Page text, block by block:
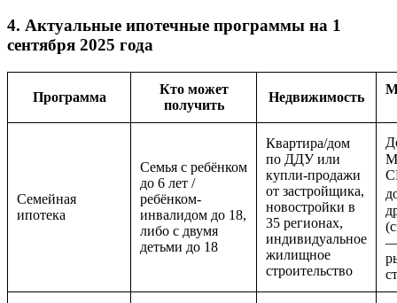
4. Актуальные ипотечные программы на 1
сентября 2025 года
Программа
Кто может
получить
Недвижимость
Семейная
ипотека
Семья с ребёнком
до 6 лет /
ребёнком-
инвалидом до 18,
либо с двумя
детьми до 18
Квартира/дом
по ДДУ или
купли-продажи
от застройщика,
новостройки в
35 регионах,
индивидуальное
жилищное
строительство